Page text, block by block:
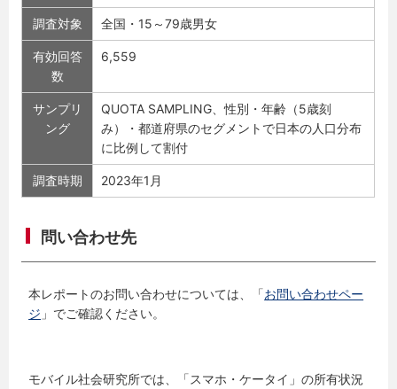
調査対象 全国・15～79歳男女
有効回答
数
6,559
サンプリ
ング
QUOTA SAMPLING、性別・年齢（5歳刻
み）・都道府県のセグメントで日本の人口分布
に比例して割付
調査時期 2023年1月
問い合わせ先
本レポートのお問い合わせについては、「お問い合わせペー
ジ 」でご確認ください。
モバイル社会研究所では、「スマホ・ケータイ」の所有状況